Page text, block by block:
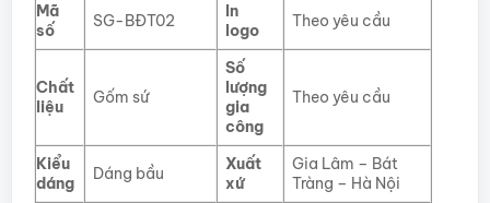
Mã
số
SG-BĐT02
In
logo
Theo yêu cầu
Chất
liệu
Gốm sứ
Số
lượng
gia
công
Theo yêu cầu
Kiểu
dáng
Dáng bầu
Xuất
xứ
Gia Lâm – Bát
Tràng – Hà Nội